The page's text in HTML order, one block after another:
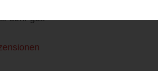
der Autorin besonders
sehr gut!